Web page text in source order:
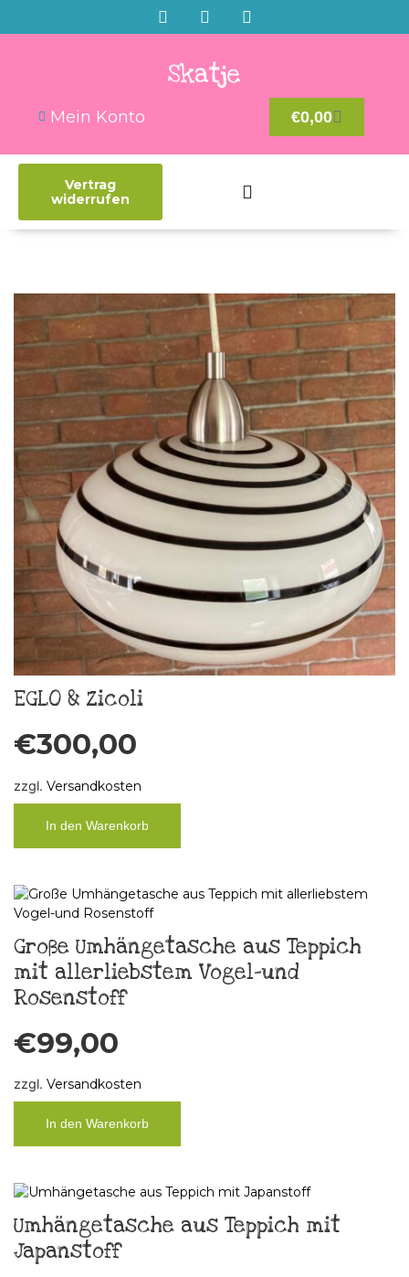
Mein Konto €0,00
Vertrag
widerrufen
EGLO & Zicoli
€300,00
zzgl. Versandkosten
In den Warenkorb
Große Umhängetasche aus Teppich
mit allerliebstem Vogel-und
Rosenstoff
€99,00
zzgl. Versandkosten
In den Warenkorb
Umhängetasche aus Teppich mit
Japanstoff